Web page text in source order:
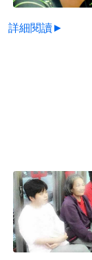
詳細閱讀►